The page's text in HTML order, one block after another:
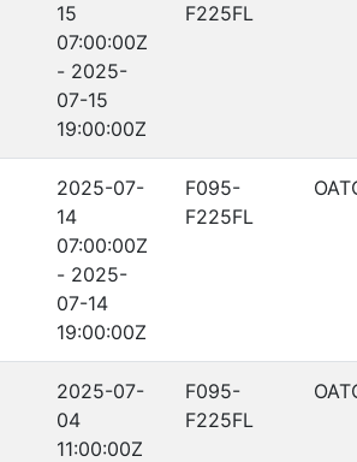
15
07:00:00Z
- 2025-
07-15
19:00:00Z
F225FL
2025-07-
14
07:00:00Z
- 2025-
07-14
19:00:00Z
F095-
F225FL
2025-07-
04
11:00:00Z
F095-
F225FL